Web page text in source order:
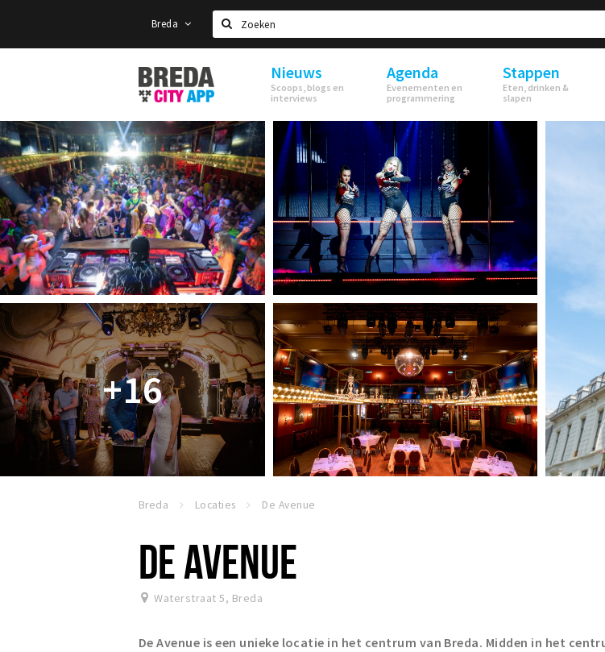
Breda
Zoeken
Stappen
&
Shoppen
Breda
Nieuws
Scoops, blogs en
interviews
Agenda
Evenementen en
programmering
Stappen
Eten, drinken &
slapen
+16
Breda Locaties De Avenue
DE AVENUE
Waterstraat 5, Breda
De Avenue is een unieke locatie in het centrum van Breda. Midden in het